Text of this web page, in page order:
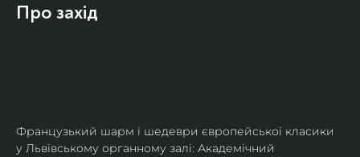
Про захід
Французький шарм і шедеври європейської класики
у Львівському органному залі: Академічний